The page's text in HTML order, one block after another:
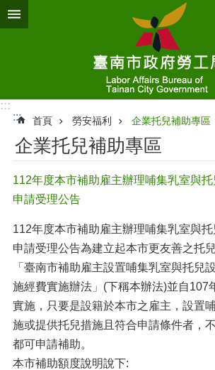
跳到主要內容區塊
:::
:::
首頁 勞安福利 企業托兒補助專區
企業托兒補助專區
112年度本市補助雇主辦理哺集乳室與
申請受理公告
112年度本市補助雇主辦理哺集乳室與
申請受理公告為建立起本市更友善之托
「臺南市補助雇主設置哺集乳室與托兒
施經費實施辦法」(下稱本辦法)並自107
實施，只要是設籍於本市之雇主，設置
施或提供托兒措施且符合申請條件者，
都可申請補助。
本市補助額度說明說下: